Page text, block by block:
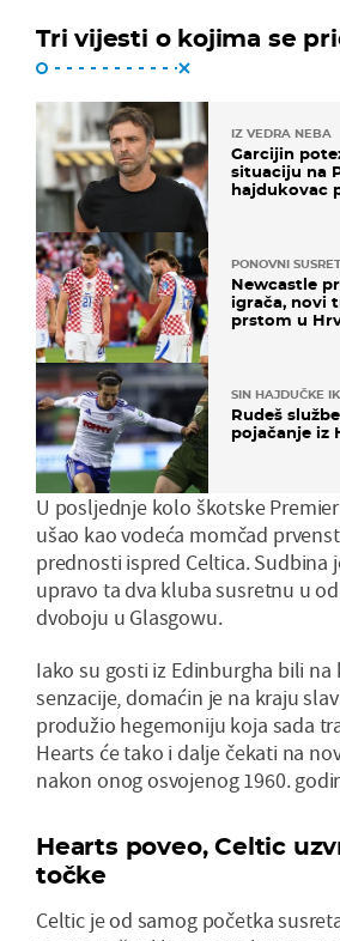
Tri vijesti o kojima se
IZ VEDRA NEBA
Garcijin
situaciju na
hajdukovac
PONOVNI
Newcastle
igrača, novi
prstom u
SIN HAJDUČKE
Rudeš
pojačanje iz
U posljednje kolo škotske
ušao kao vodeća momčad
prednosti ispred Celtica. Sudbina
upravo ta dva kluba susretnu u
dvoboju u Glasgowu.
Iako su gosti iz Edinburgha bili na
senzacije, domaćin je na kraju
produžio hegemoniju koja sada
Hearts će tako i dalje čekati na
nakon onog osvojenog 1960.
Hearts poveo, Celtic
točke
Celtic je od samog početka